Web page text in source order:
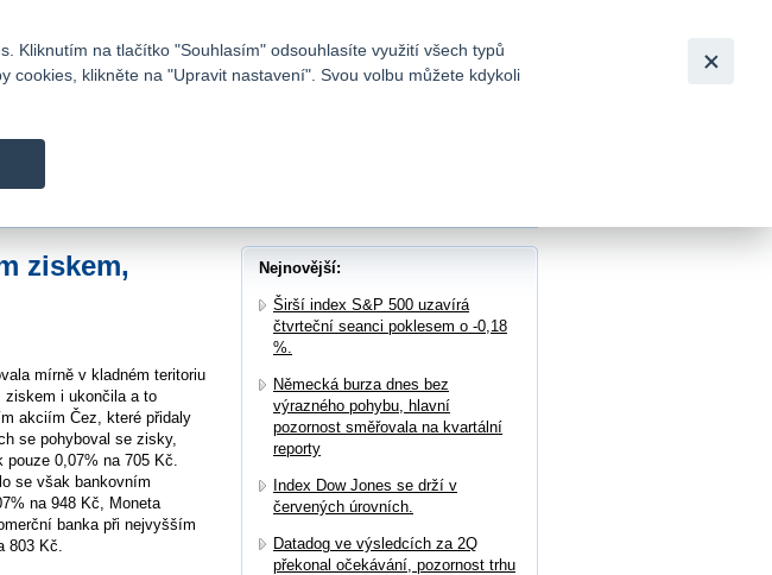
banka. Poskytuje účty bez poplatků a
ziskem,
mírně v kladném teritoriu
ziskem i ukončila a to
akciím Čez, které přidaly
se pohyboval se zisky,
0,07% na 705 Kč.
se však bankovním
na 948 Kč, Moneta
banka při nejvyšším
803 Kč.
Nejnovější:
Širší index S&P 500 uzavírá
čtvrteční seanci poklesem o -0,18
%.
Německá burza dnes bez
výrazného pohybu, hlavní
pozornost směřovala na kvartální
reporty
Index Dow Jones se drží v
červených úrovních.
Datadog ve výsledcích za 2Q
překonal očekávání, pozornost trhu
Kliknutím na tlačítko "Souhlasím" odsouhlasíte využití všech typů
klikněte na "Upravit nastavení". Svou volbu můžete kdykoli